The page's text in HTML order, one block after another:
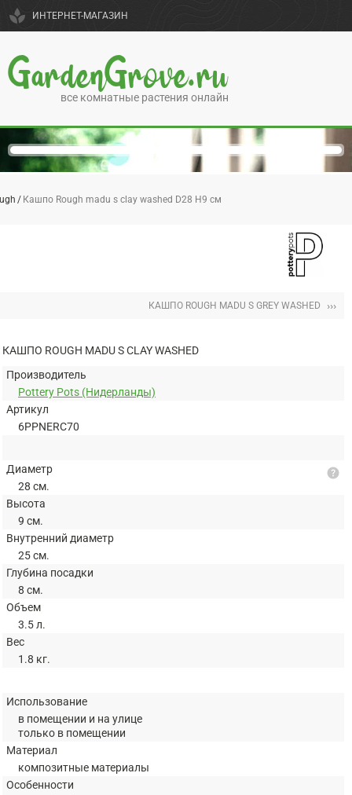
spa ИНТЕРНЕТ-МАГАЗИН
GardenGrove.ru
все комнатные растения онлайн
Кашпо Rough madu s clay washed D28 H9 см
КАШПО ROUGH MADU S GREY WASHED ›››
КАШПО ROUGH MADU S CLAY WASHED
Производитель
Pottery Pots (Нидерланды)
Артикул
6PPNERC70
Диаметр
28 см.
Высота
9 см.
Внутренний диаметр
25 см.
Глубина посадки
8 см.
Объем
3.5 л.
Вес
1.8 кг.
help
Использование
в помещении и на улице
только в помещении
Материал
композитные материалы
Особенности